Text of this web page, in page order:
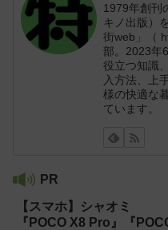
1979年創刊
キノ出版）
街web」（
部。2023年
役立つ知識
入方法、上
様の快適な
ています。
PR
【スマホ】シャオミ
『POCO X8 Pro』『